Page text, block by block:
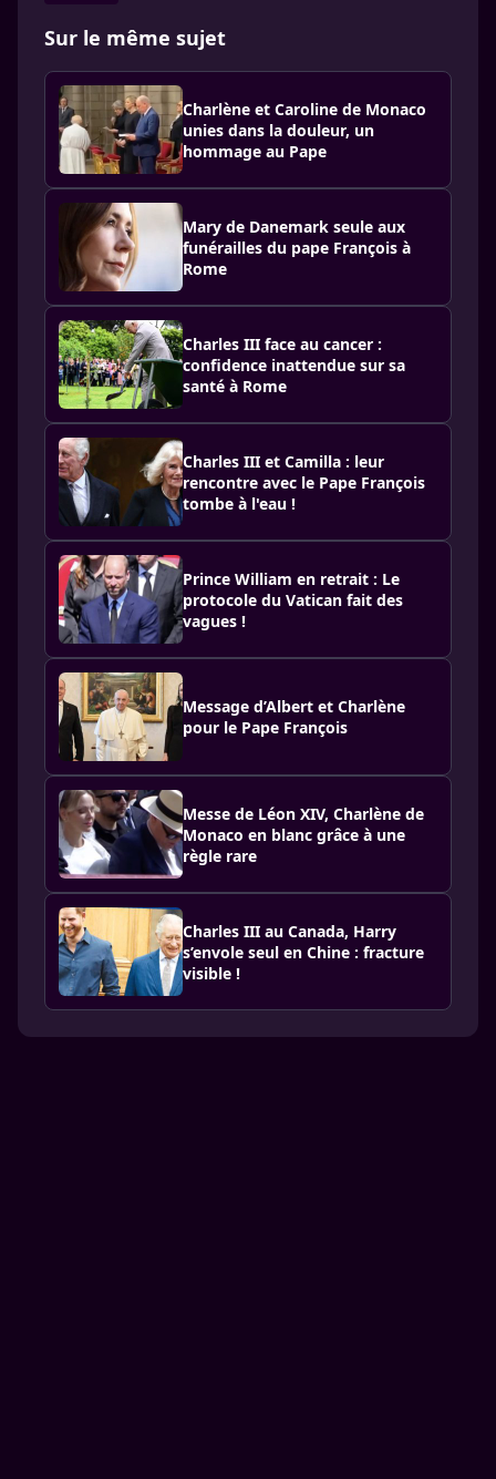
Sur le même sujet
Charlène et Caroline de Monaco
unies dans la douleur, un
hommage au Pape
Mary de Danemark seule aux
funérailles du pape François à
Rome
Charles III face au cancer :
confidence inattendue sur sa
santé à Rome
Charles III et Camilla : leur
rencontre avec le Pape François
tombe à l'eau !
Prince William en retrait : Le
protocole du Vatican fait des
vagues !
Message d’Albert et Charlène
pour le Pape François
Messe de Léon XIV, Charlène de
Monaco en blanc grâce à une
règle rare
Charles III au Canada, Harry
s’envole seul en Chine : fracture
visible !